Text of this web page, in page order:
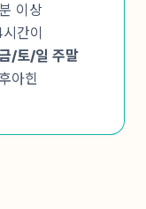
이상
간이
/토/일 주말
아힌